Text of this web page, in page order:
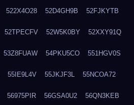
522X4O28 52D4GH9B 52FJKYTB
52TPECFV 52W5K0BY 52XXY91Q
53Z8FUAW 54PKU5CO 551HGV0S
55IE9L4V 55JKJF3L 55NCOA72
56975PIR 56GSA0U2 56QN3KEB